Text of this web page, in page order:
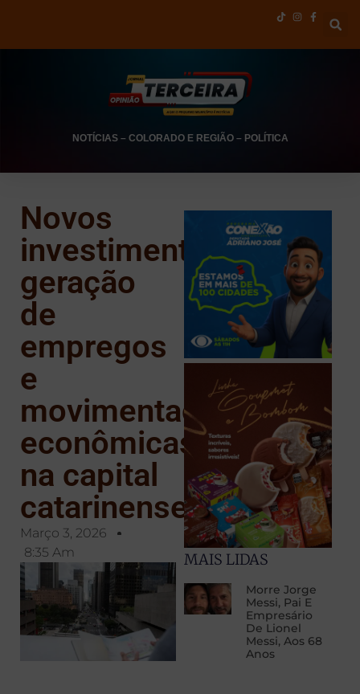
NOTÍCIAS– COLORADO E REGIÃO– POLÍTICA
Novos
investimentos,
geração
de
empregos
e
movimentações
econômicas
na capital
catarinense
Março 3, 2026
8:35 Am
MAIS LIDAS
Morre Jorge
Messi, Pai E
Empresário
De Lionel
Messi, Aos 68
Anos